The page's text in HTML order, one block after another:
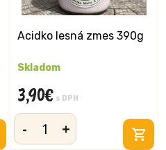
Acidko lesná zmes 390g
Skladom
3,90€ s DPH
-
množstvo
+